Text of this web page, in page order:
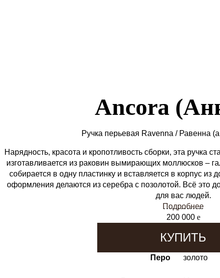
Ancora
Ручка перьевая Ravenna / Равенна
Нарядность, красота и кропотливость сборки, эта ручка
изготавливается из раковин вымирающих моллюсков –
собирается в одну пластинку и вставляется в корпус
оформления делаются из серебра с позолотой. Всё это
для вас людей.
Подробнее
200 000 e
КУПИТЬ
Перо золото